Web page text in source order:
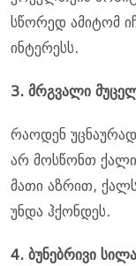
სწორედ ამიტომ
ინტერესს.
3. მრგვალი
რაოდენ
არ მოსწონთ
მათი აზრით,
უნდა ჰქონდეს.
4. ბუნებრივი